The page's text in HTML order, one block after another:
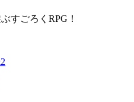
すごろくRPG！